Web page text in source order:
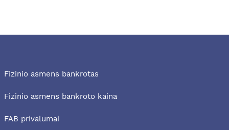
Fizinio asmens bankrotas
Fizinio asmens bankroto kaina
FAB privalumai